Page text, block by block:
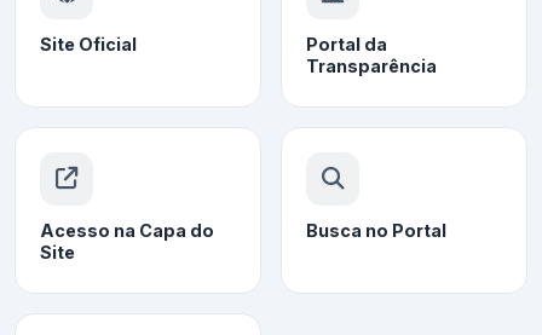
Site Oficial
Portal da
Transparência
Acesso na Capa do
Site
Busca no Portal